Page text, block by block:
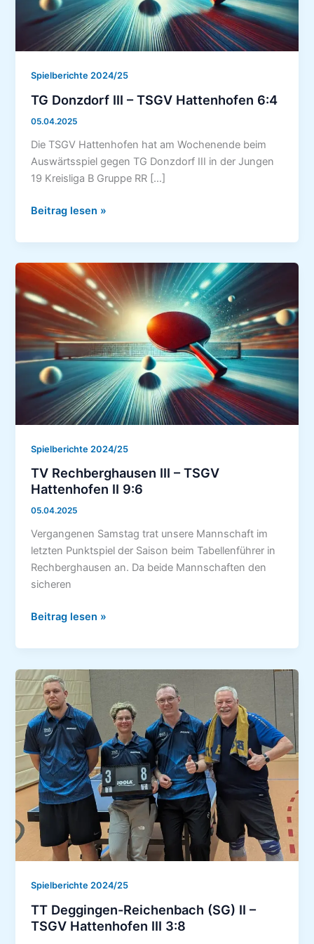
Spielberichte 2024/25
TG Donzdorf III – TSGV Hattenhofen 6:4
05.04.2025
Die TSGV Hattenhofen hat am Wochenende beim
Auswärtsspiel gegen TG Donzdorf III in der Jungen
19 Kreisliga B Gruppe RR […]
TG
III
–
TSGV
Hattenhofen
6:4
Beitrag lesen »
Spielberichte 2024/25
TV Rechberghausen III – TSGV
Hattenhofen II 9:6
05.04.2025
Vergangenen Samstag trat unsere Mannschaft im
letzten Punktspiel der Saison beim Tabellenführer in
Rechberghausen an. Da beide Mannschaften den
sicheren
TV
III
–
TSGV
Hattenhofen
II
9:6
Beitrag lesen »
Spielberichte 2024/25
TT Deggingen-Reichenbach (SG) II –
TSGV Hattenhofen III 3:8